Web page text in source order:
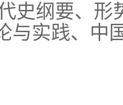
史纲要、形
与实践、中